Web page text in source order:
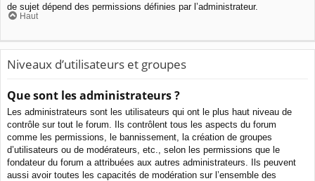
de sujet dépend des permissions définies par l’administrateur.
Haut
Niveaux d’utilisateurs et groupes
Que sont les administrateurs ?
Les administrateurs sont les utilisateurs qui ont le plus haut niveau de
contrôle sur tout le forum. Ils contrôlent tous les aspects du forum
comme les permissions, le bannissement, la création de groupes
d’utilisateurs ou de modérateurs, etc., selon les permissions que le
fondateur du forum a attribuées aux autres administrateurs. Ils peuvent
aussi avoir toutes les capacités de modération sur l’ensemble des